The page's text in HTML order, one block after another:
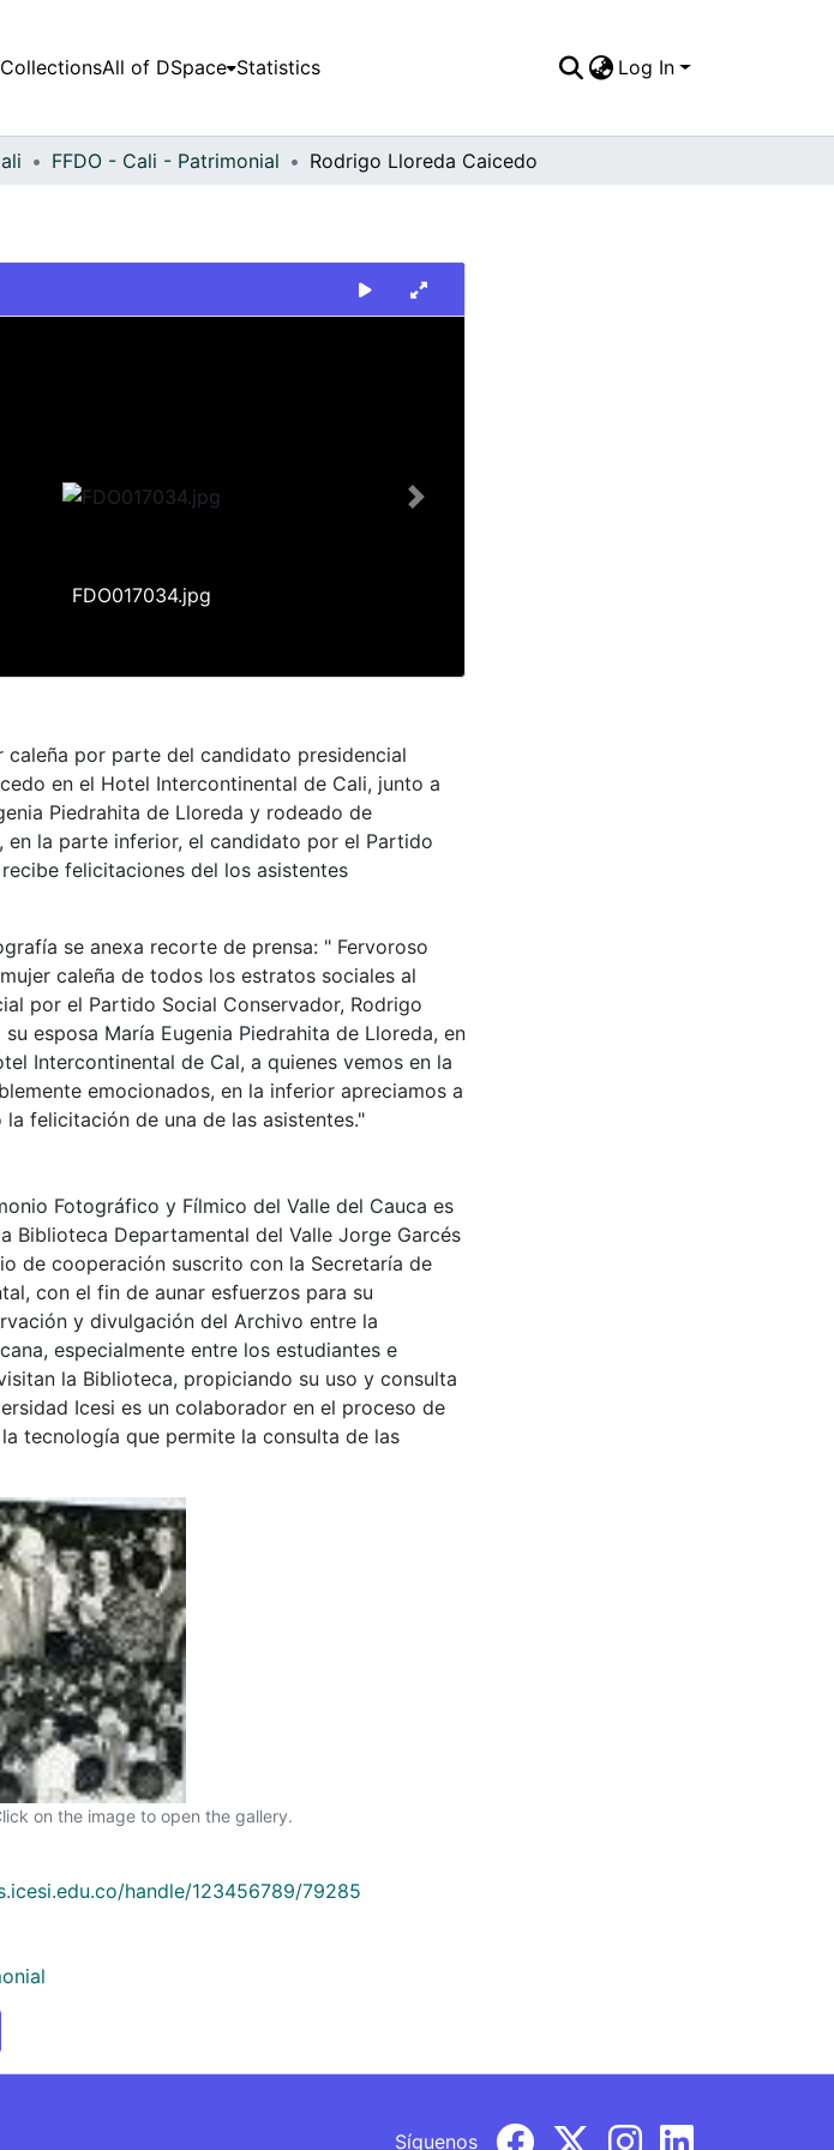
All of DSpace Statistics Log In
FFDO - Cali - Patrimonial Rodrigo Lloreda Caicedo
FDO017034.jpg
Next
caleña por parte del candidato presidencial
en el Hotel Intercontinental de Cali, junto a
Piedrahita de Lloreda y rodeado de
en la parte inferior, el candidato por el Partido
felicitaciones del los asistentes
se anexa recorte de prensa: " Fervoroso
caleña de todos los estratos sociales al
por el Partido Social Conservador, Rodrigo
esposa María Eugenia Piedrahita de Lloreda, en
Intercontinental de Cal, a quienes vemos en la
emocionados, en la inferior apreciamos a
la felicitación de una de las asistentes."
Fotográfico y Fílmico del Valle del Cauca es
Biblioteca Departamental del Valle Jorge Garcés
de cooperación suscrito con la Secretaría de
con el fin de aunar esfuerzos para su
y divulgación del Archivo entre la
especialmente entre los estudiantes e
la Biblioteca, propiciando su uso y consulta
Icesi es un colaborador en el proceso de
tecnología que permite la consulta de las
on the image to open the gallery.
handle/123456789/79285
Síguenos